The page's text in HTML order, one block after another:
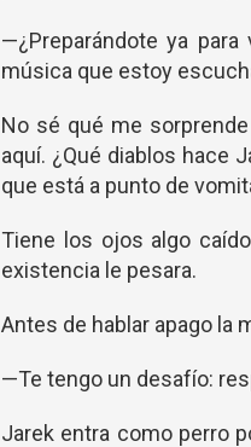
—¿Preparándote ya
música que estoy
No sé qué me
aquí. ¿Qué diablos hace
que está a punto de
Tiene los ojos algo
existencia le pesara.
Antes de hablar apago la
—Te tengo un desafío:
Jarek entra como perro